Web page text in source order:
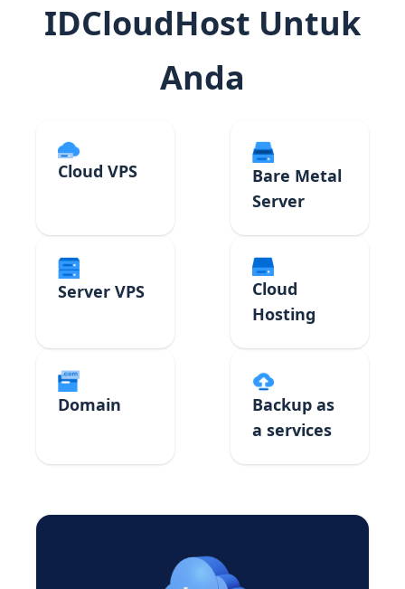
IDCloudHost Untuk
Anda
Cloud VPS
Bare Metal
Server
Server VPS
Cloud
Hosting
Domain
Backup as
a services